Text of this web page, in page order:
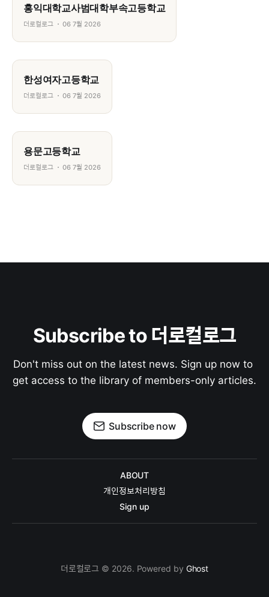
홍익대학교사범대학부속고등학교
더로컬로그 06 7월 2026
한성여자고등학교
더로컬로그 06 7월 2026
용문고등학교
더로컬로그 06 7월 2026
Subscribe to 더로컬로그
Don't miss out on the latest news. Sign up now to
get access to the library of members-only articles.
Subscribe now
ABOUT
개인정보처리방침
Sign up
더로컬로그 © 2026. Powered by Ghost